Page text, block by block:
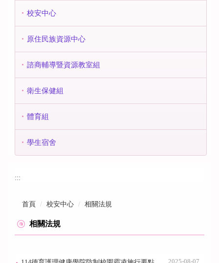
校安中心
原住民族資源中心
諮商輔導暨資源教室組
衛生保健組
體育組
學生宿舍
:::
首頁 校安中心 相關法規
相關法規
2025-08-07